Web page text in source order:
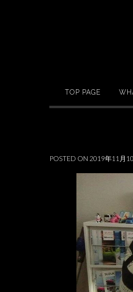
TOP PAGE
POSTED ON 2019年11月